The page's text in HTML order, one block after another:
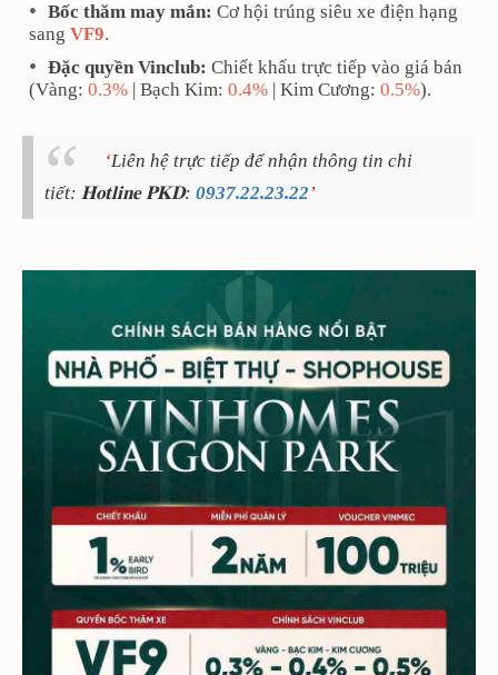
Bốc thăm may mắn: Cơ hội trúng siêu xe điện hạng
sang VF9.
Đặc quyền Vinclub: Chiết khấu trực tiếp vào giá bán
(Vàng: 0.3% | Bạch Kim: 0.4% | Kim Cương: 0.5%).
Liên hệ trực tiếp để nhận thông tin chi
tiết: 𝐇𝐨𝐭𝐥𝐢𝐧𝐞 𝐏𝐊𝐃: 0937.22.23.22